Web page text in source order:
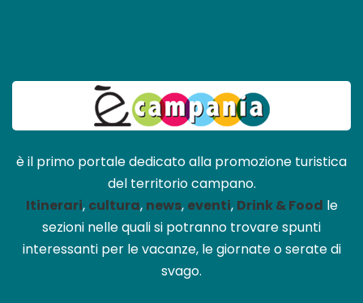
è il primo portale dedicato alla promozione turistica
del territorio campano.
Itinerari, cultura, news, eventi, Drink & Food le
sezioni nelle quali si potranno trovare spunti
interessanti per le vacanze, le giornate o serate di
svago.